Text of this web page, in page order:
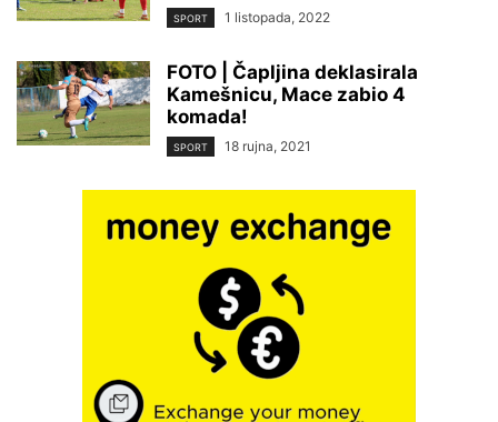
SPORT 1 listopada, 2022
FOTO | Čapljina deklasirala
Kamešnicu, Mace zabio 4
komada!
SPORT 18 rujna, 2021